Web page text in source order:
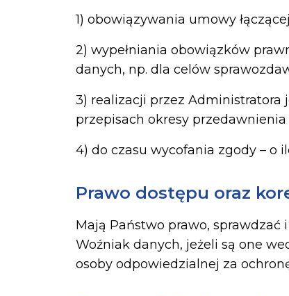
1) obowiązywania umowy
2) wypełniania obowiązków
danych, np. dla celów
3) realizacji przez Administratora
przepisach okresy przedawnienia
4) do czasu wycofania zgody – o
Prawo dostępu oraz
Mają Państwo prawo,
Woźniak danych, jeżeli są one
osoby odpowiedzialnej za